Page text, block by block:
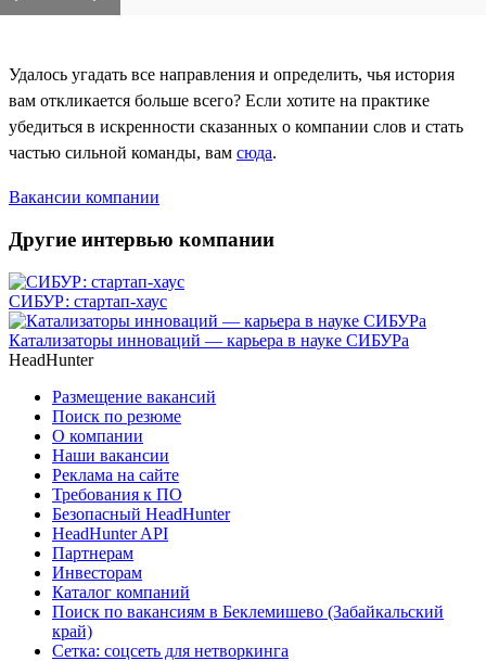
Удалось угадать все направления и определить, чья история
вам откликается больше всего? Если хотите на практике
убедиться в искренности сказанных о компании слов и стать
частью сильной команды, вам сюда.
Вакансии компании
Другие интервью компании
СИБУР: стартап-хаус
Катализаторы инноваций — карьера в науке СИБУРа
HeadHunter
Размещение вакансий
Поиск по резюме
О компании
Наши вакансии
Реклама на сайте
Требования к ПО
Безопасный HeadHunter
HeadHunter API
Партнерам
Инвесторам
Каталог компаний
Поиск по вакансиям в Беклемишево (Забайкальский
край)
Сетка: соцсеть для нетворкинга